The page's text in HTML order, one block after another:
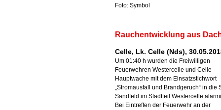
Foto: Symbol
Rauchentwicklung aus
Celle, Lk. Celle (Nds),
Um 01:40 h wurden die Freiwilligen
Feuerwehren Westercelle und Celle-
Hauptwache mit dem Einsatzstichwort
„Stromausfall und Brandgeruch“ in die
Sandfeld im Stadtteil Westercelle
Bei Eintreffen der Feuerwehr an der